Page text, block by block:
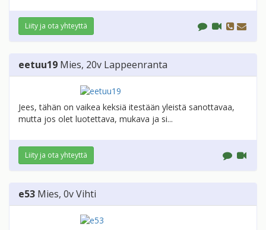
Liity ja ota yhteyttä
eetuu19 Mies, 20v Lappeenranta
Jees, tähän on vaikea keksiä itestään yleistä sanottavaa,
mutta jos olet luotettava, mukava ja si...
Liity ja ota yhteyttä
e53 Mies, 0vVihti